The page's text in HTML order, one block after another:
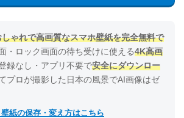
しゃれで高画質なスマホ壁紙を完全無料で
・ロック画面の待ち受けに使える4K高画
録なし・アプリ不要で安全にダウンロー
プロが撮影した日本の風景でAI画像はゼ
紙の保存・変え方はこちら